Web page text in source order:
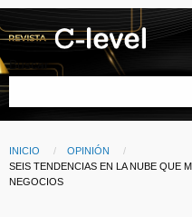
Pasar al contenido principal
Buscar
Ruta de navegación
INICIO
OPINIÓN
CURRENT:
SEIS TENDENCIAS EN LA NUBE QUE
NEGOCIOS